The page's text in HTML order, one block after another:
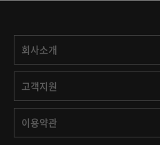
회사소개
고객지원
이용약관